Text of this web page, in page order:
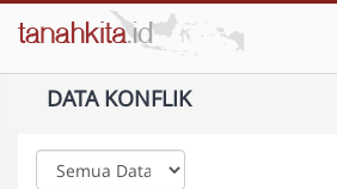
DATA KONFLIK